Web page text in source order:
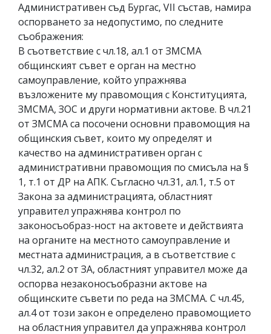
Административен съд Бургас, VІІ състав, намира
оспорването за недопустимо, по следните
съображения:
В съответствие с чл.18, ал.1 от ЗМСМА
общинският съвет е орган на местно
самоуправление, който упражнява
възложените му правомощия с Конституцията,
ЗМСМА, ЗОС и други нормативни актове. В чл.21
от ЗМСМА са посочени основни правомощия на
общинския съвет, които му определят и
качество на административен орган с
административни правомощия по смисъла на §
1, т.1 от ДР на АПК. Съгласно чл.31, ал.1, т.5 от
Закона за администрацията, областният
управител упражнява контрол по
законосъобраз-ност на актовете и действията
на органите на местното самоуправление и
местната администрация, а в съответствие с
чл.32, ал.2 от ЗА, областният управител може да
оспорва незаконосъобразни актове на
общинските съвети по реда на ЗМСМА. С чл.45,
ал.4 от този закон е определено правомощието
на областния управител да упражнява контрол